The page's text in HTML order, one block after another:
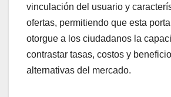
vinculación del usuario y
ofertas, permitiendo que esta
otorgue a los ciudadanos la
contrastar tasas, costos y
alternativas del mercado.